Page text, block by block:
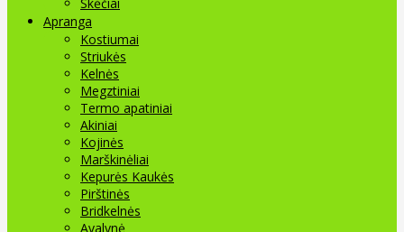
Apranga
Kostiumai
Striukės
Kelnės
Megztiniai
Termo apatiniai
Akiniai
Kojinės
Marškinėliai
Kepurės Kaukės
Pirštinės
Bridkelnės
Avalynė